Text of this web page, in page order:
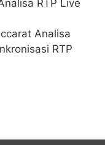
RTP Live
Analisa
RTP